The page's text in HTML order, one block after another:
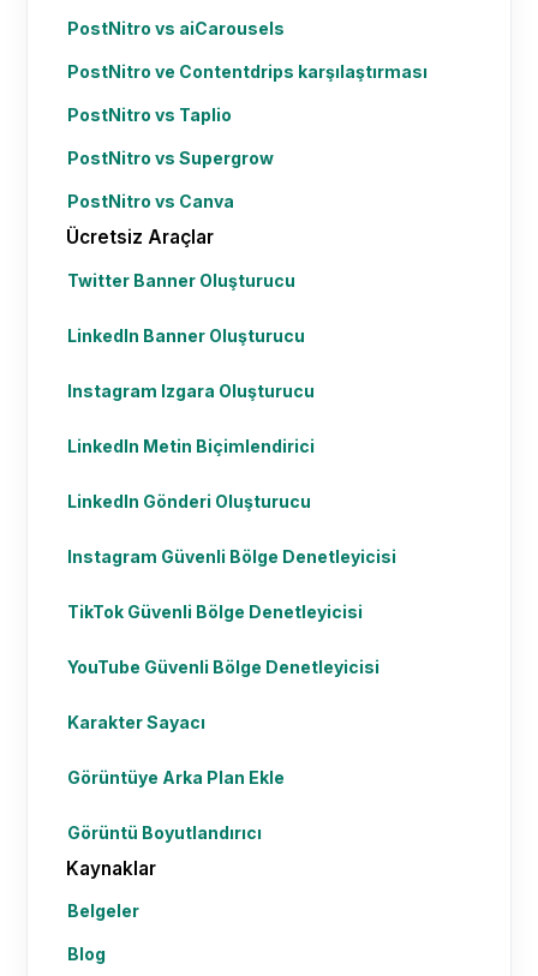
PostNitro vs aiCarousels
PostNitro ve Contentdrips karşılaştırması
PostNitro vs Taplio
PostNitro vs Supergrow
PostNitro vs Canva
Ücretsiz Araçlar
Twitter Banner Oluşturucu
LinkedIn Banner Oluşturucu
Instagram Izgara Oluşturucu
LinkedIn Metin Biçimlendirici
LinkedIn Gönderi Oluşturucu
Instagram Güvenli Bölge Denetleyicisi
TikTok Güvenli Bölge Denetleyicisi
YouTube Güvenli Bölge Denetleyicisi
Karakter Sayacı
Görüntüye Arka Plan Ekle
Görüntü Boyutlandırıcı
Kaynaklar
Belgeler
Blog